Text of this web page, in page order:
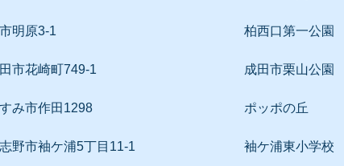
明原3-1
市花崎町749-1
み市作田1298
野市袖ケ浦5丁目11-1
柏西口第一公園
成田市栗山公園
ポッポの丘
袖ケ浦東小学校